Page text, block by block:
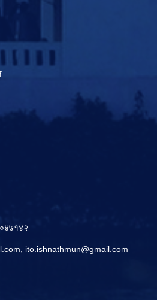
ito.ishnathmun@gmail.com